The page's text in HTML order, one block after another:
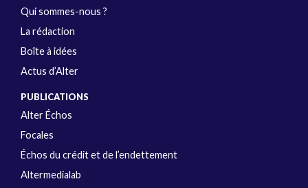
Qui sommes-nous ?
La rédaction
Boîte à idées
Actus d’Alter
PUBLICATIONS
Alter Échos
Focales
Échos du crédit et de l’endettement
Altermedialab